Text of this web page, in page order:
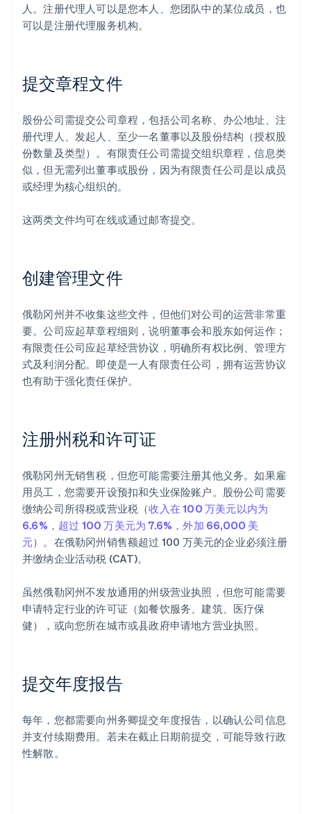
人。注册代理人可以是您本人、您团队中的某位成员，也
可以是注册代理服务机构。
提交章程文件
股份公司需提交公司章程，包括公司名称、办公地址、注
册代理人、发起人、至少一名董事以及股份结构（授权股
份数量及类型）。有限责任公司需提交组织章程，信息类
似，但无需列出董事或股份，因为有限责任公司是以成员
或经理为核心组织的。
这两类文件均可在线或通过邮寄提交。
创建管理文件
俄勒冈州并不收集这些文件，但他们对公司的运营非常重
要。公司应起草章程细则，说明董事会和股东如何运作；
有限责任公司应起草经营协议，明确所有权比例、管理方
式及利润分配。即使是一人有限责任公司，拥有运营协议
也有助于强化责任保护。
注册州税和许可证
俄勒冈州无销售税，但您可能需要注册其他义务。如果雇
用员工，您需要开设预扣和失业保险账户。股份公司需要
缴纳公司所得税或营业税（收入在 100 万美元以内为
6.6%，超过 100 万美元为 7.6%，外加 66,000 美
元）。在俄勒冈州销售额超过 100 万美元的企业必须注册
并缴纳企业活动税 (CAT)。
虽然俄勒冈州不发放通用的州级营业执照，但您可能需要
申请特定行业的许可证（如餐饮服务、建筑、医疗保
健），或向您所在城市或县政府申请地方营业执照。
提交年度报告
每年，您都需要向州务卿提交年度报告，以确认公司信息
并支付续期费用。若未在截止日期前提交，可能导致行政
性解散。